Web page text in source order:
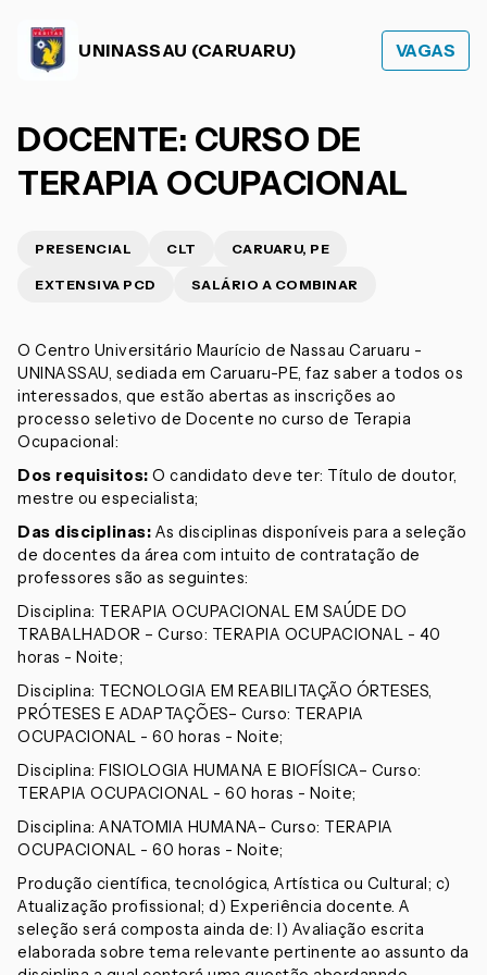
UNINASSAU (CARUARU) VAGAS
DOCENTE: CURSO DE
TERAPIA OCUPACIONAL
PRESENCIAL CLT CARUARU, PE
EXTENSIVA PCD SALÁRIO A COMBINAR
O Centro Universitário Maurício de Nassau Caruaru -
UNINASSAU, sediada em Caruaru-PE, faz saber a todos os
interessados, que estão abertas as inscrições ao
processo seletivo de Docente no curso de Terapia
Ocupacional:
Dos requisitos: O candidato deve ter: Título de doutor,
mestre ou especialista;
Das disciplinas: As disciplinas disponíveis para a seleção
de docentes da área com intuito de contratação de
professores são as seguintes:
Disciplina: TERAPIA OCUPACIONAL EM SAÚDE DO
TRABALHADOR – Curso: TERAPIA OCUPACIONAL - 40
horas - Noite;
Disciplina: TECNOLOGIA EM REABILITAÇÃO ÓRTESES,
PRÓTESES E ADAPTAÇÕES– Curso: TERAPIA
OCUPACIONAL - 60 horas - Noite;
Disciplina: FISIOLOGIA HUMANA E BIOFÍSICA– Curso:
TERAPIA OCUPACIONAL - 60 horas - Noite;
Disciplina: ANATOMIA HUMANA– Curso: TERAPIA
OCUPACIONAL - 60 horas - Noite;
Produção científica, tecnológica, Artística ou Cultural; c)
Atualização profissional; d) Experiência docente. A
seleção será composta ainda de: I) Avaliação escrita
elaborada sobre tema relevante pertinente ao assunto da